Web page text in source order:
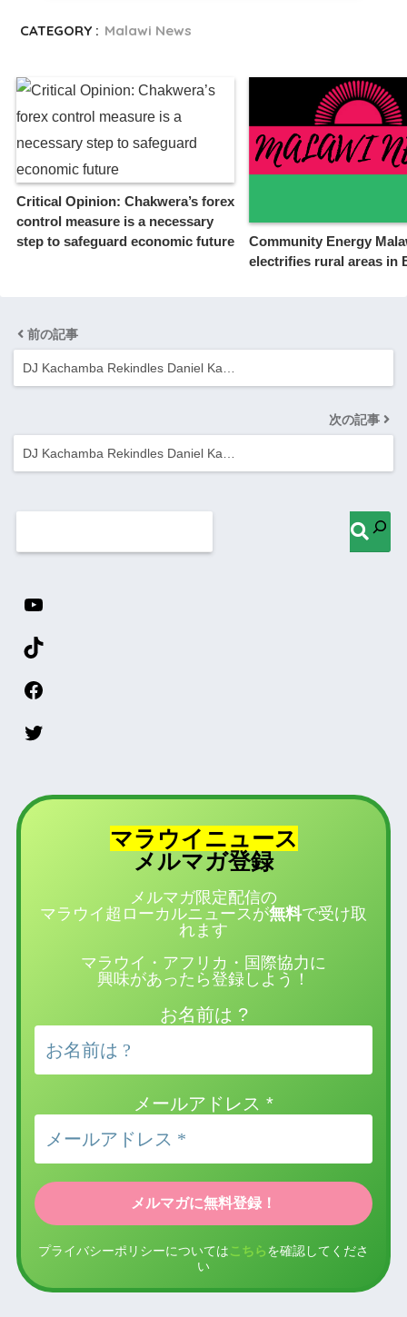
CATEGORY : Malawi News
Critical Opinion: Chakwera’s forex
control measure is a necessary
step to safeguard economic future
Community Energy
electrifies rural areas in
前の記事
DJ Kachamba Rekindles Daniel Ka…
次の記事
DJ Kachamba Rekindles Daniel Ka…
マラウイニュース
メルマガ登録
メルマガ限定配信の
マラウイ超ローカルニュースが無料で受け取
れます
マラウイ・アフリカ・国際協力に
興味があったら登録しよう！
お名前は ?
メールアドレス *
プライバシーポリシーについては こちら を確認してくださ
い